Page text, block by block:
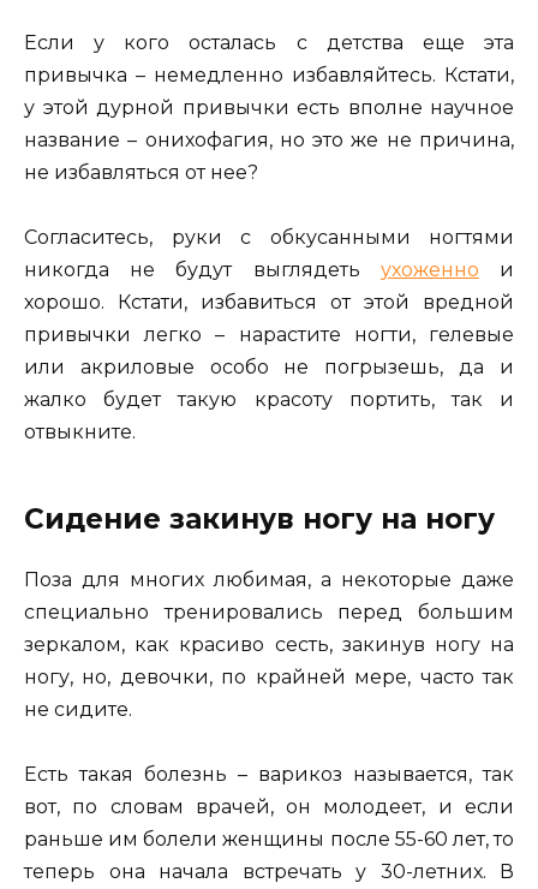
Если у кого осталась с детства еще эта
привычка – немедленно избавляйтесь. Кстати,
у этой дурной привычки есть вполне научное
название – онихофагия, но это же не причина,
не избавляться от нее?
Согласитесь, руки с обкусанными ногтями
никогда не будут выглядеть ухоженно и
хорошо. Кстати, избавиться от этой вредной
привычки легко – нарастите ногти, гелевые
или акриловые особо не погрызешь, да и
жалко будет такую красоту портить, так и
отвыкните.
Сидение закинув ногу на ногу
Поза для многих любимая, а некоторые даже
специально тренировались перед большим
зеркалом, как красиво сесть, закинув ногу на
ногу, но, девочки, по крайней мере, часто так
не сидите.
Есть такая болезнь – варикоз называется, так
вот, по словам врачей, он молодеет, и если
раньше им болели женщины после 55-60 лет, то
теперь она начала встречать у 30-летних. В